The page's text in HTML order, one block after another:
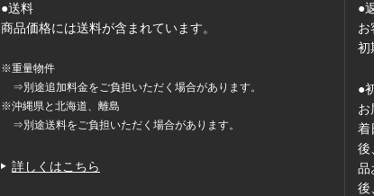
●送料
商品価格には送料が含まれています。
※重量物件
⇒別途追加料金をご負担いただく場合があります。
※沖縄県と北海道、離島
⇒別途送料をご負担いただく場合があります。
詳しくはこちら
●
お
初
●
お
着
後
品
後